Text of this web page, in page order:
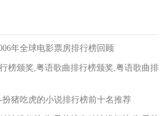
年全球电影票房排行榜回顾
榜颁奖,粤语歌曲排行榜颁奖,粤语歌曲排
猪吃虎的小说排行榜前十名推荐